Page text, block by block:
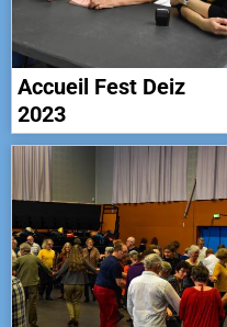
Accueil Fest Deiz
2023